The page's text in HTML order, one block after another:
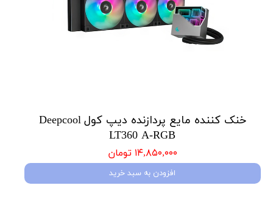
خنک کننده مایع پردازنده دیپ کول Deepcool
LT360 A-RGB
۱۴,۸۵۰,۰۰۰ تومان
افزودن به سبد خرید